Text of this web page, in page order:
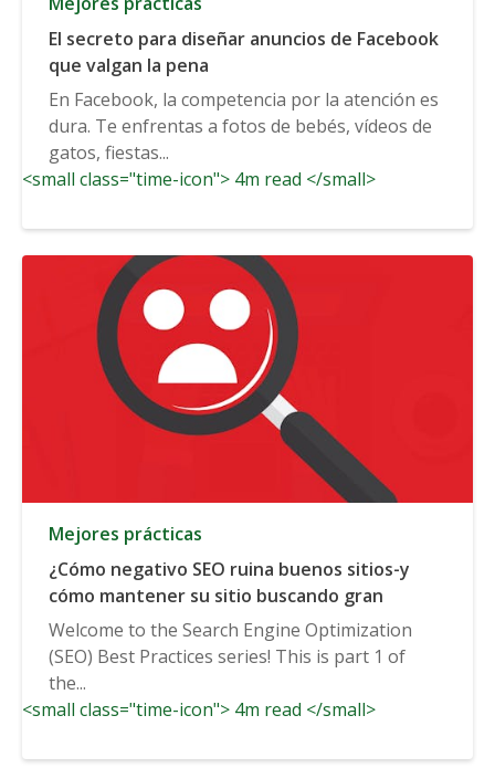
El secreto para diseñar anuncios de Facebook
que valgan la pena
En Facebook, la competencia por la atención es
dura. Te enfrentas a fotos de bebés, vídeos de
gatos, fiestas...
<small class="time-icon"> 4m read </small>
Mejores prácticas
¿Cómo negativo SEO ruina buenos sitios-y
cómo mantener su sitio buscando gran
Welcome to the Search Engine Optimization
(SEO) Best Practices series! This is part 1 of
the...
<small class="time-icon"> 4m read </small>